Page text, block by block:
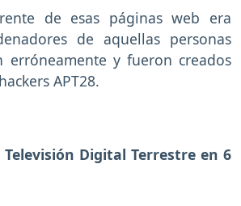
de esas páginas web era
de aquellas personas
erróneamente y fueron creados
APT28.
Digital Terrestre en 6